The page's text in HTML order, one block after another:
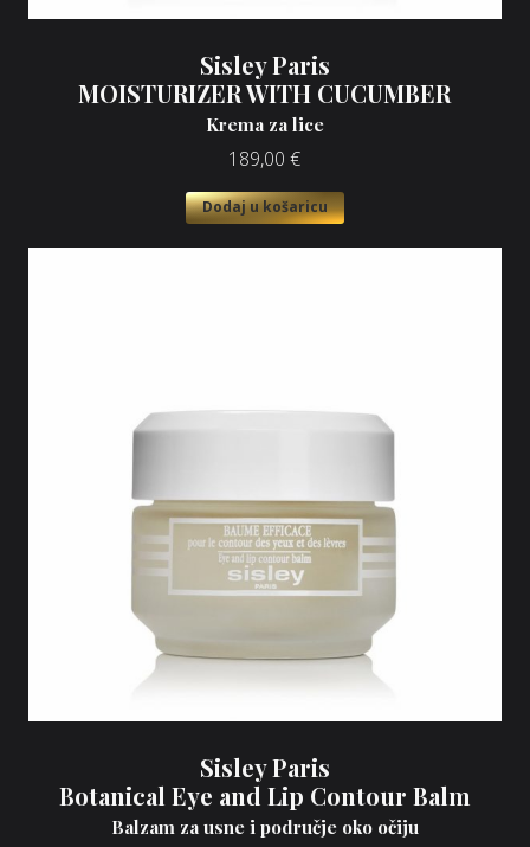
Sisley Paris
MOISTURIZER WITH CUCUMBER
Krema za lice
189,00 €
Dodaj u košaricu
Sisley Paris
Botanical Eye and Lip Contour Balm
Balzam za usne i područje oko očiju